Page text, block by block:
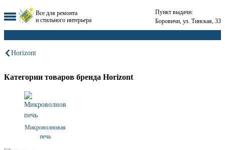
Все для ремонта
и стильного интерьера
Пункт выдачи:
Боровичи, ул. Тинская, 33
Horizont
Категории товаров бренда Horizont
Микроволновая
печь